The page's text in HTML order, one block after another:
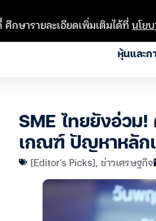
หุ้นและก
SME ไทยยังอ่วม
เกณฑ์ ปัญหาหลัก
[Editor's Picks],ข่าวเศรษฐกิจ
กษารายละเอียดเพิ่มเติมได้ที่นโย